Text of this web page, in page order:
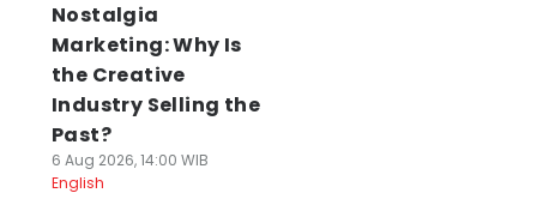
Nostalgia
Marketing: Why Is
the Creative
Industry Selling the
Past?
6 Aug 2026, 14:00 WIB
English